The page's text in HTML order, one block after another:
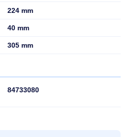
224 mm
40 mm
305 mm
84733080